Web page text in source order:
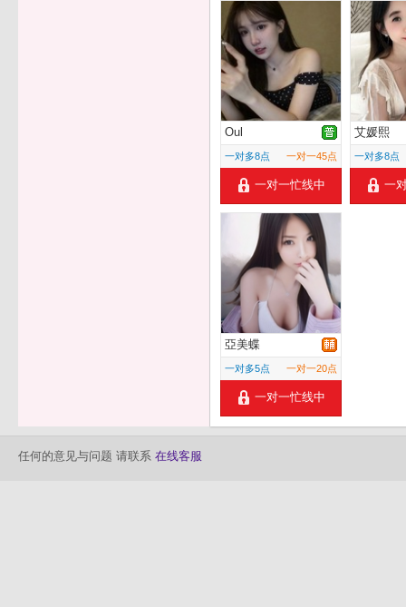
Oul
一对多8点 一对一45点
一对一忙线中
艾媛熙
一对多8点
一
亞美蝶
一对多5点 一对一20点
一对一忙线中
任何的意见与问题 请联系 在线客服